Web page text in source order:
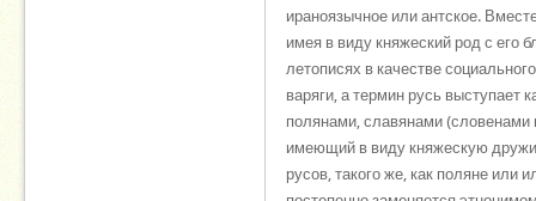
ираноязычное или антское.
имея в виду княжеский род с его
летописях в качестве
варяги, а термин русь выступает
полянами, славянами (словенами
имеющий в виду княжескую
русов, такого же, как поляне или